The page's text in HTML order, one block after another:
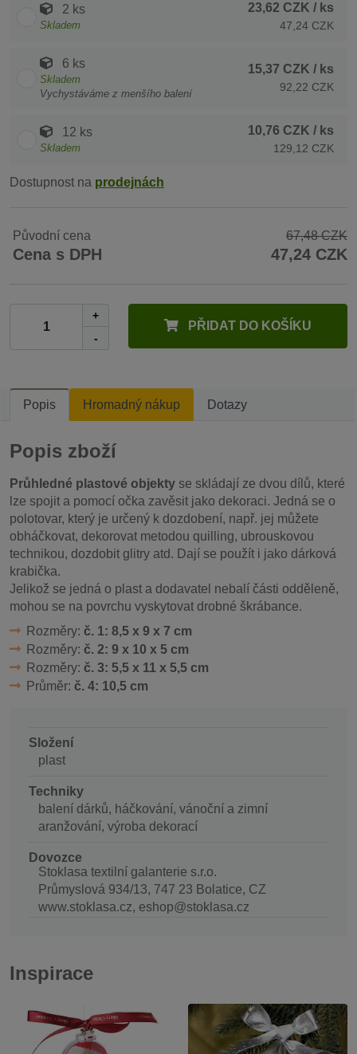
2 ks
Skladem
23,62 CZK / ks
47,24 CZK
6 ks
Skladem
Vychystáváme z menšího balení
15,37 CZK / ks
92,22 CZK
12 ks
Skladem
10,76 CZK / ks
129,12 CZK
Dostupnost na prodejnách
Původní cena 67,48 CZK
Cena s DPH 47,24 CZK
+
-
PŘIDAT DO KOŠÍKU
Popis Hromadný nákup Dotazy
Popis zboží
Průhledné plastové objekty se skládají ze dvou dílů, které
lze spojit a pomocí očka zavěsit jako dekoraci. Jedná se o
polotovar, který je určený k dozdobení, např. jej můžete
obháčkovat, dekorovat metodou quilling, ubrouskovou
technikou, dozdobit glitry atd. Dají se použít i jako dárková
krabička.
Jelikož se jedná o plast a dodavatel nebalí části odděleně,
mohou se na povrchu vyskytovat drobné škrábance.
Rozměry: č. 1: 8,5 x 9 x 7 cm
Rozměry: č. 2: 9 x 10 x 5 cm
Rozměry: č. 3: 5,5 x 11 x 5,5 cm
Průměr: č. 4: 10,5 cm
Složení
plast
Techniky
balení dárků, háčkování, vánoční a zimní
aranžování, výroba dekorací
Dovozce
Stoklasa textilní galanterie s.r.o.
Průmyslová 934/13, 747 23 Bolatice, CZ
www.stoklasa.cz, eshop@stoklasa.cz
Inspirace